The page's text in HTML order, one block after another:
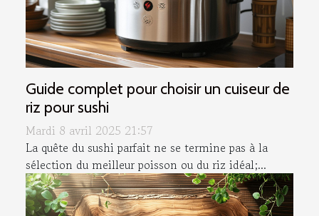
Guide complet pour choisir un cuiseur de
riz pour sushi
Mardi 8 avril 2025 21:57
La quête du sushi parfait ne se termine pas à la
sélection du meilleur poisson ou du riz idéal;...